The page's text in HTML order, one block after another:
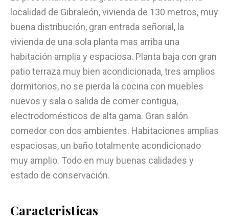
localidad de Gibraleón, vivienda de 130 metros, muy
buena distribución, gran entrada señorial, la
vivienda de una sola planta mas arriba una
habitación amplia y espaciosa. Planta baja con gran
patio terraza muy bien acondicionada, tres amplios
dormitorios, no se pierda la cocina con muebles
nuevos y sala o salida de comer contigua,
electrodomésticos de alta gama. Gran salón
comedor con dos ambientes. Habitaciones amplias
espaciosas, un baño totalmente acondicionado
muy amplio. Todo en muy buenas calidades y
estado de conservación.
Caracteristicas